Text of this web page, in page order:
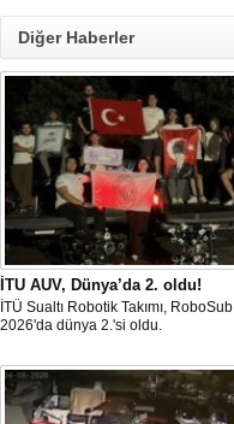
Diğer Haberler
İTU AUV, Dünya’da 2. oldu!
İTÜ Sualtı Robotik Takımı, RoboSub
2026'da dünya 2.'si oldu.